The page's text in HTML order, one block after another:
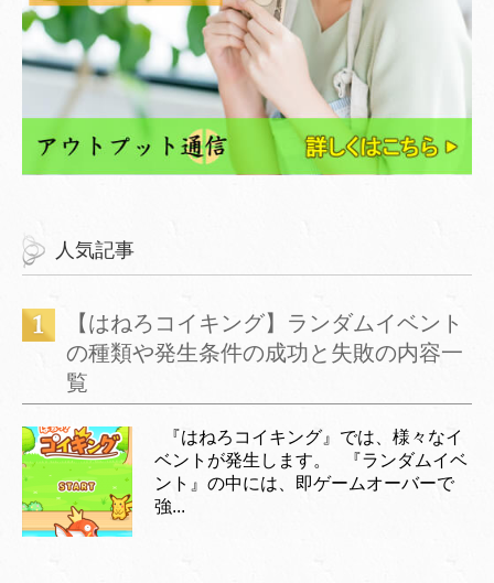
人気記事
【はねろコイキング】ランダムイベント
の種類や発生条件の成功と失敗の内容一
覧
『はねろコイキング』では、様々なイ
ベントが発生します。 『ランダムイベ
ント』の中には、即ゲームオーバーで
強...